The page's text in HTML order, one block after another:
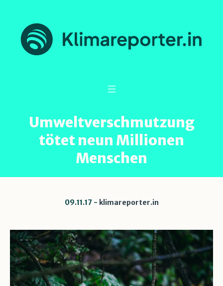
Umweltverschmutzung
tötet neun Millionen
Menschen
09.11.17 klimareporter.in